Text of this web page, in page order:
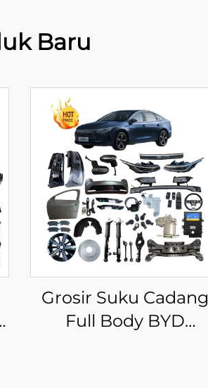
Baru
Grosir Suku Cadang
Full Body BYD